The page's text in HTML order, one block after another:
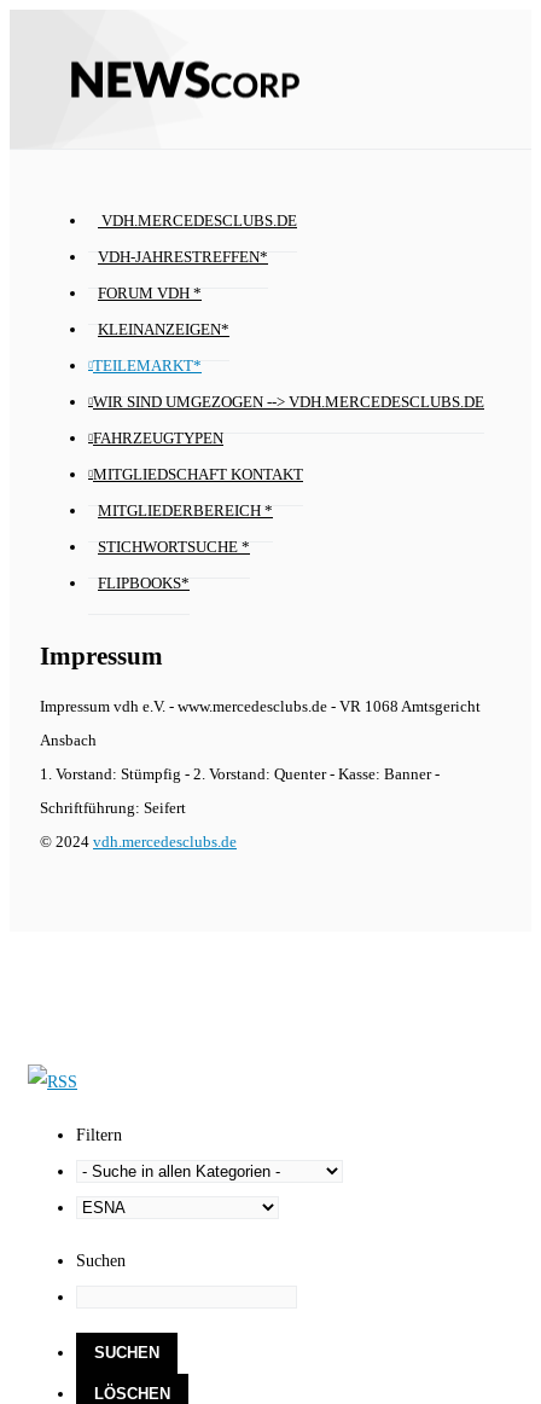
VDH.MERCEDESCLUBS.DE
VDH-JAHRESTREFFEN*
FORUM VDH *
KLEINANZEIGEN*
TEILEMARKT*
WIR SIND UMGEZOGEN --> VDH.MERCEDESCLUBS.DE
FAHRZEUGTYPEN
MITGLIEDSCHAFT KONTAKT
MITGLIEDERBEREICH *
STICHWORTSUCHE *
FLIPBOOKS*
Impressum
Impressum vdh e.V. - www.mercedesclubs.de - VR 1068 Amtsgericht
Ansbach
1. Vorstand: Stümpfig - 2. Vorstand: Quenter - Kasse: Banner -
Schriftführung: Seifert
© 2024 vdh.mercedesclubs.de
Filtern
Suchen